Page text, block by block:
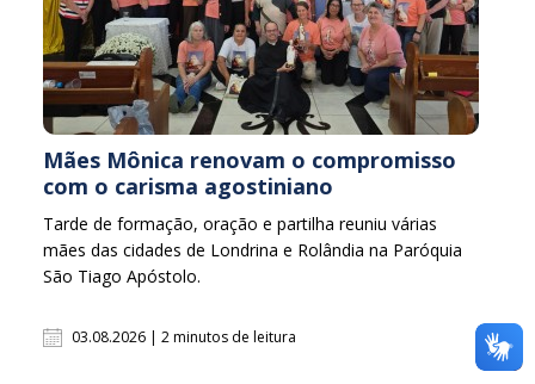
Mães Mônica renovam o compromisso
com o carisma agostiniano
Tarde de formação, oração e partilha reuniu várias
mães das cidades de Londrina e Rolândia na Paróquia
São Tiago Apóstolo.
03.08.2026 | 2 minutos de leitura